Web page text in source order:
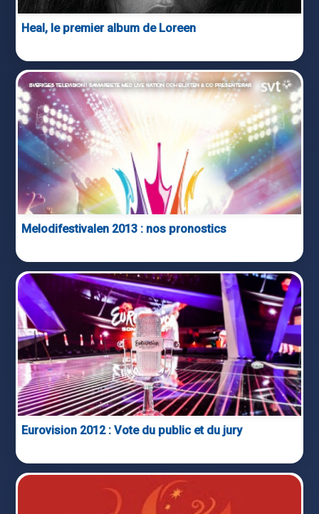
Heal, le premier album de Loreen
Melodifestivalen 2013 : nos pronostics
Eurovision 2012 : Vote du public et du jury